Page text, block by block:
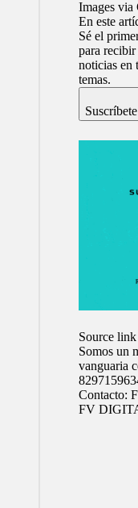
Images via
En este
Sé el
para
noticias en
temas.
Source link
Somos un
vanguaria
Contacto:
FV